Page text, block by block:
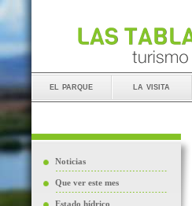
el parque la visita
Noticias
Que ver este mes
Estado hídrico